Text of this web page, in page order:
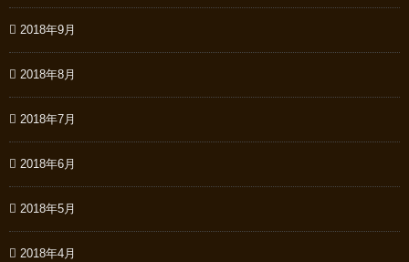
2018年9月
2018年8月
2018年7月
2018年6月
2018年5月
2018年4月